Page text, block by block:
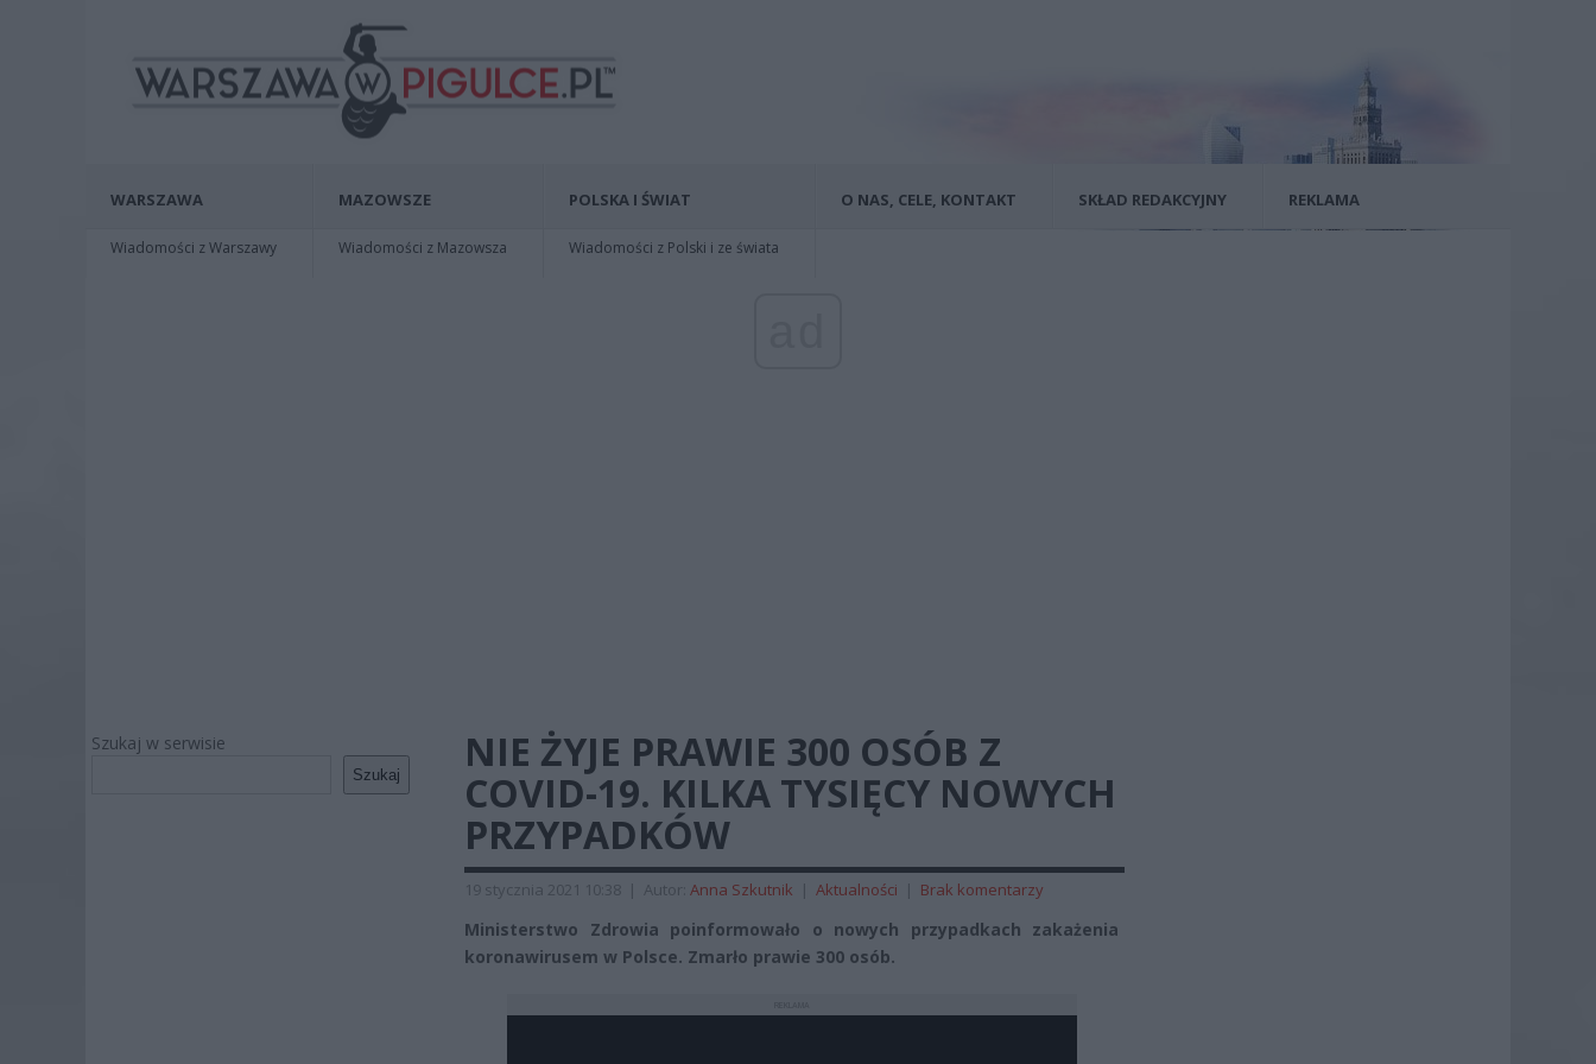
WARSZAWA
Wiadomości z Warszawy
MAZOWSZE
Wiadomości z Mazowsza
POLSKA I ŚWIAT
Wiadomości z Polski i ze świata
O NAS, CELE, KONTAKT SKŁAD REDAKCYJNY REKLAMA
Szukaj w serwisie
Szukaj
NIE ŻYJE PRAWIE 300 OSÓB Z
COVID-19. KILKA TYSIĘCY NOWYCH
PRZYPADKÓW
19 stycznia 2021 10:38 | Autor: Anna Szkutnik | Aktualności | Brak komentarzy
Ministerstwo Zdrowia poinformowało o nowych przypadkach zakażenia
koronawirusem w Polsce. Zmarło prawie 300 osób.